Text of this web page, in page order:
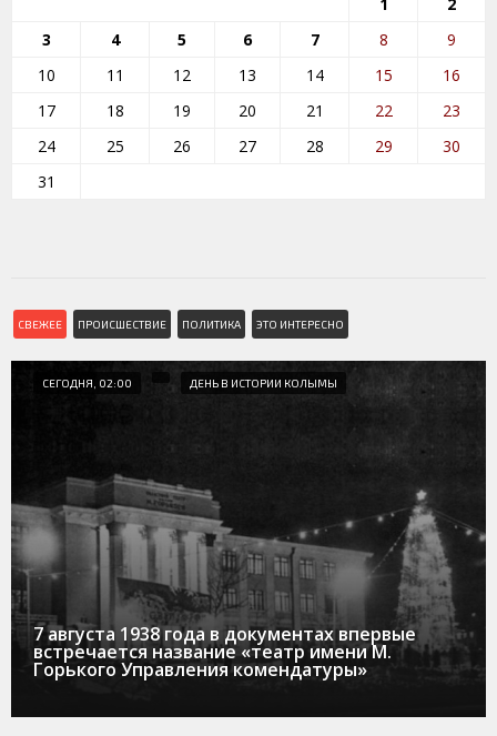
3
4 5 6 7 8
9
10
11 12 13 14 15
16
17
18 19 20 21 22
23
24
25 26 27 28 29
30
31
СВЕЖЕЕ ПРОИСШЕСТВИЕ ПОЛИТИКА ЭТО ИНТЕРЕСНО
СЕГОДНЯ, 02:00 ДЕНЬ В ИСТОРИИ КОЛЫМЫ
7 августа 1938 года в документах впервые
встречается название «театр имени М.
Горького Управления комендатуры»